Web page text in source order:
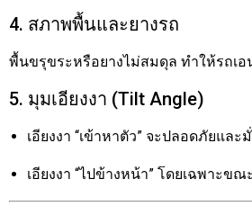
4. สภาพพื้นและยางรถ
พื้นขรุขระหรือยางไม่สมดุล ทำให้รถเ
5. มุมเอียงงา (Tilt Angle)
เอียงงา “เข้าหาตัว” จะปลอดภัยและ
เอียงงา “ไปข้างหน้า” โดยเฉพาะข